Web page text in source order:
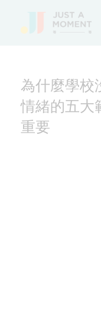
為什麼學校
情緒的五大
重要